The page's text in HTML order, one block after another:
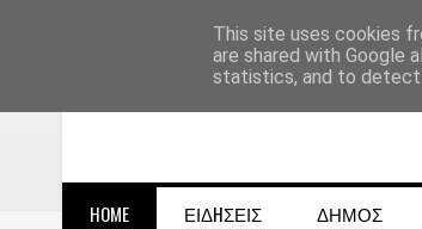
HOME ΕΙΔHΣΕΙΣ ΔΗΜΟΣ
This site uses cookies
are shared with Google
statistics, and to detect